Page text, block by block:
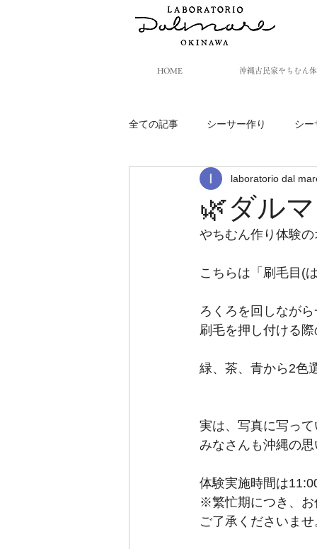
HOME 沖縄古民家やちむん
全ての記事 シーサー作り シー
🌿ダル
laboratorio dal
やちむん作り体験
こちらは「刷毛目(
ろくろを回しなが
刷毛を押し付ける
緑、茶、青から2色
実は、写真に写っ
みなさんも沖縄の
体験実施時間は
※繁忙期につき、お
ご了承くださいませ